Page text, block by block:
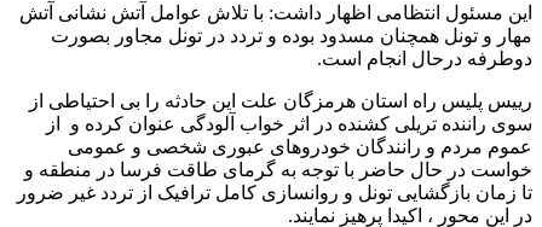
این مسئول انتظامی اظهار داشت: با تلاش عوامل آتش نشانی آتش
مهار و تونل همچنان مسدود بوده و تردد در تونل مجاور بصورت
دوطرفه درحال انجام است.
رییس پلیس راه استان هرمزگان علت این حادثه را بی احتیاطی از
سوی راننده تریلی کشنده در اثر خواب آلودگی عنوان کرده و از
عموم مردم و رانندگان خودروهای عبوری شخصی و عمومی
خواست در حال حاضر با توجه به گرمای طاقت فرسا در منطقه و
تا زمان بازگشایی تونل و روانسازی کامل ترافیک از تردد غیر ضرور
در این محور ، اکیدا پرهیز نمایند.